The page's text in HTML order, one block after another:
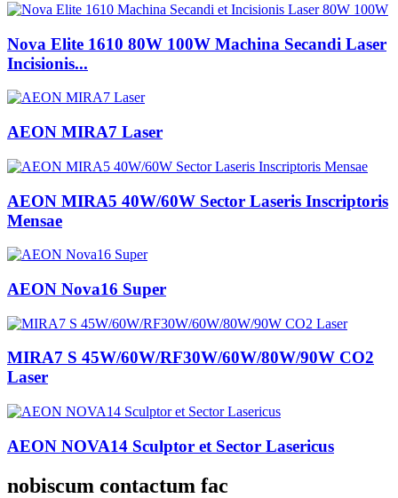
Nova Elite 1610 80W 100W Machina Secandi Laser
Incisionis...
AEON MIRA7 Laser
AEON MIRA5 40W/60W Sector Laseris Inscriptoris
Mensae
AEON Nova16 Super
MIRA7 S 45W/60W/RF30W/60W/80W/90W CO2
Laser
AEON NOVA14 Sculptor et Sector Lasericus
nobiscum contactum fac